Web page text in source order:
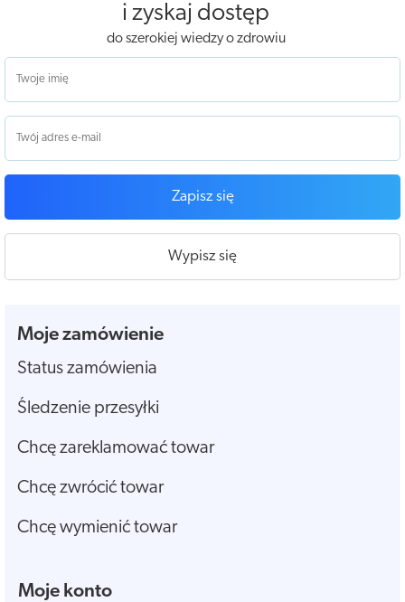
i zyskaj dostęp
do szerokiej wiedzy o zdrowiu
Zapisz się
Wypisz się
Moje zamówienie
Status zamówienia
Śledzenie przesyłki
Chcę zareklamować towar
Chcę zwrócić towar
Chcę wymienić towar
Moje konto